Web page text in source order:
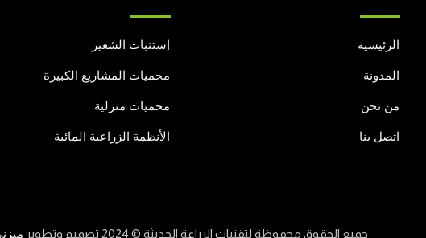
الرئيسية
المدونة
من نحن
اتصل بنا
إستنبات الشعير
محميات المشاريع الكبيرة
محميات منزلية
الأنظمة الزراعية المائية
جميع الحقوق محفوظة لتقنيات الزراعة الحديثة © 2024 تصميم وتطوير